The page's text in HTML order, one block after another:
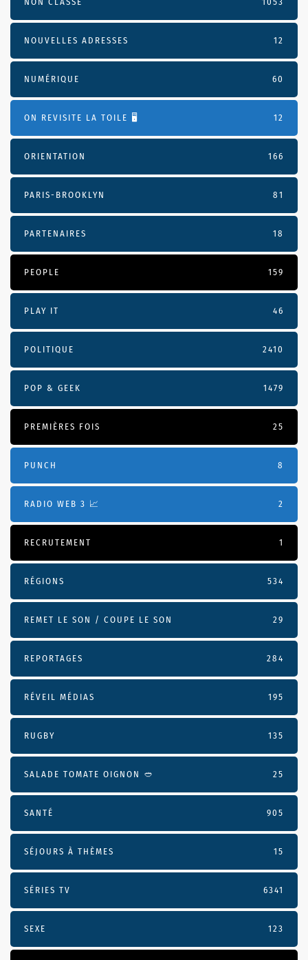
NOUVELLES ADRESSES 12
NUMÉRIQUE 60
ON REVISITE LA TOILE 🖥️ 12
ORIENTATION 166
PARIS-BROOKLYN 81
PARTENAIRES 18
PEOPLE 159
PLAY IT 46
POLITIQUE 2410
POP & GEEK 1479
PREMIÈRES FOIS 25
PUNCH 8
RADIO WEB 3 📈 2
RECRUTEMENT 1
RÉGIONS 534
REMET LE SON / COUPE LE SON 29
REPORTAGES 284
RÉVEIL MÉDIAS 195
RUGBY 135
SALADE TOMATE OIGNON 🥙 25
SANTÉ 905
SÉJOURS À THÈMES 15
SÉRIES TV 6341
SEXE 123